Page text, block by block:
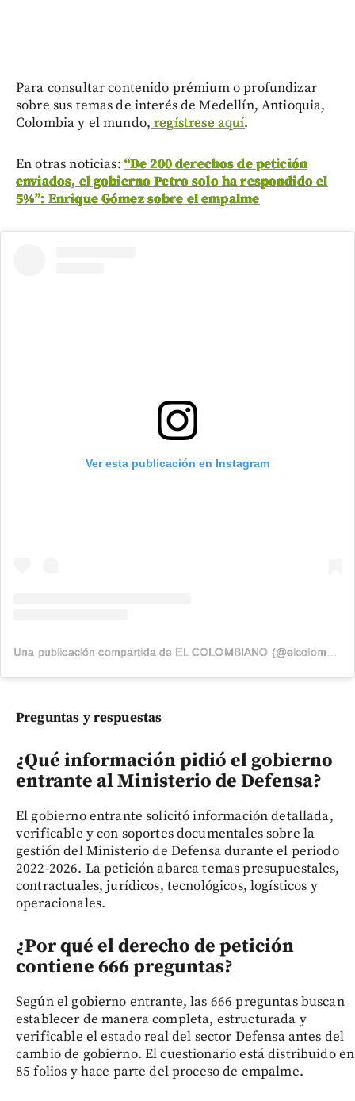
Para consultar contenido prémium o profundizar
sobre sus temas de interés de Medellín, Antioquia,
Colombia y el mundo, regístrese aquí.
En otras noticias: “De 200 derechos de petición
enviados, el gobierno Petro solo ha respondido el
5%”: Enrique Gómez sobre el empalme
Ver esta publicación en Instagram
Preguntas y respuestas
¿Qué información pidió el gobierno
entrante al Ministerio de Defensa?
El gobierno entrante solicitó información detallada,
verificable y con soportes documentales sobre la
gestión del Ministerio de Defensa durante el periodo
2022-2026. La petición abarca temas presupuestales,
contractuales, jurídicos, tecnológicos, logísticos y
operacionales.
¿Por qué el derecho de petición
contiene 666 preguntas?
Según el gobierno entrante, las 666 preguntas buscan
establecer de manera completa, estructurada y
verificable el estado real del sector Defensa antes del
cambio de gobierno. El cuestionario está distribuido en
85 folios y hace parte del proceso de empalme.